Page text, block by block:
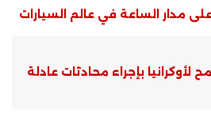
مدار الساعة في عالم السيارات
بإجراء محادثات عادلة